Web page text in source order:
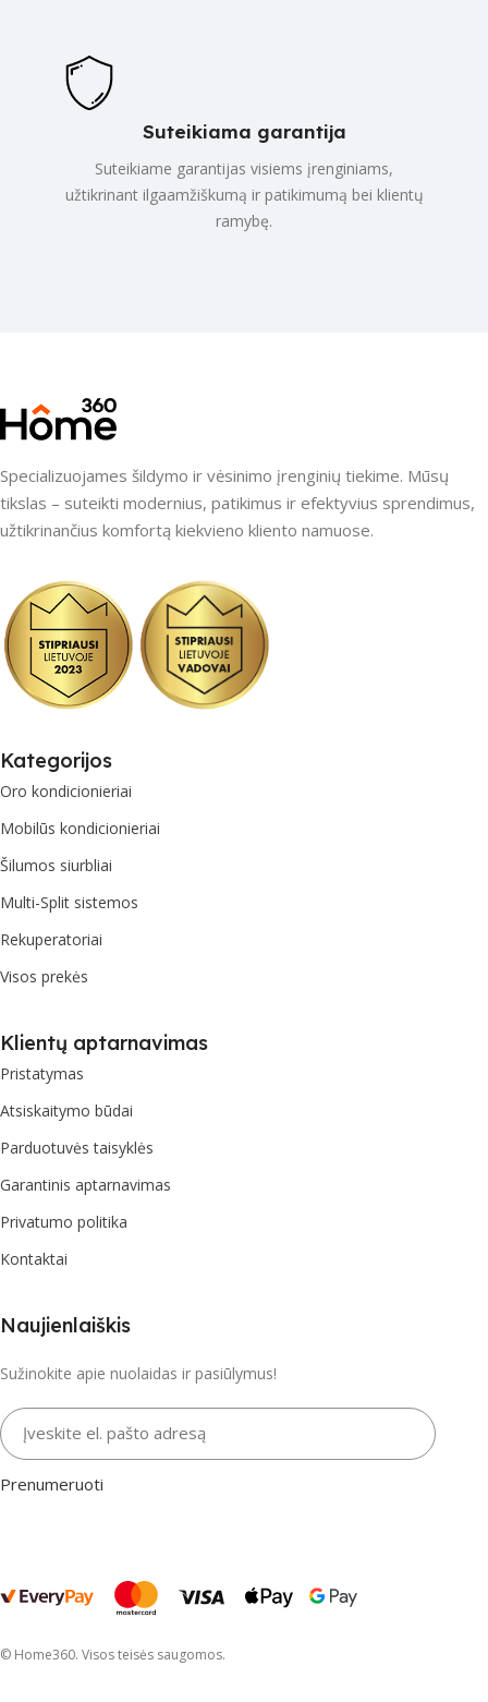
Suteikiama garantija
Suteikiame garantijas visiems įrenginiams,
užtikrinant ilgaamžiškumą ir patikimumą bei klientų
ramybę.
Specializuojames šildymo ir vėsinimo įrenginių tiekime. Mūsų
tikslas – suteikti modernius, patikimus ir efektyvius sprendimus,
užtikrinančius komfortą kiekvieno kliento namuose.
Kategorijos
Oro kondicionieriai
Mobilūs kondicionieriai
Šilumos siurbliai
Multi-Split sistemos
Rekuperatoriai
Visos prekės
Klientų aptarnavimas
Pristatymas
Atsiskaitymo būdai
Parduotuvės taisyklės
Garantinis aptarnavimas
Privatumo politika
Kontaktai
Naujienlaiškis
Sužinokite apie nuolaidas ir pasiūlymus!
Įveskite el. pašto adresą
Prenumeruoti
© Home360. Visos teisės saugomos.